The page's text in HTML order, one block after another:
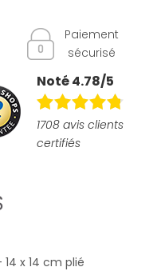
Paiement
sécurisé
Noté 4.78/5
1708 avis clients
certifiés
x 14 cm plié